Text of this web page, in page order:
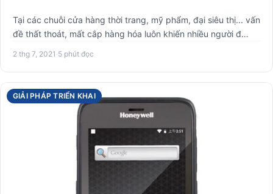
Tại các chuỗi cửa hàng thời trang, mỹ phẩm, đại siêu thị... vấn
đề thất thoát, mất cắp hàng hóa luôn khiến nhiều người đ…
2 thg 7, 2021 ·5 phút đọc
GIẢI PHÁP TRIỂN KHAI